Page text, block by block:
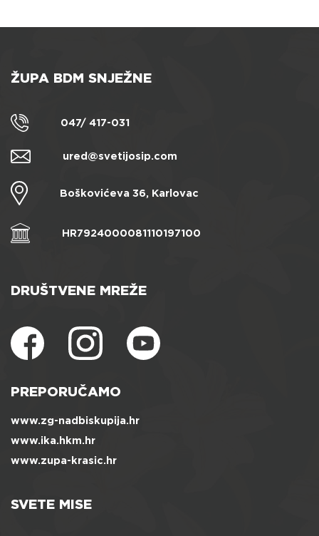
ŽUPA BDM SNJEŽNE
047/ 417-031
ured@svetijosip.com
Boškovićeva 36, Karlovac
HR7924000081110197100
DRUŠTVENE MREŽE
PREPORUČAMO
www.zg-nadbiskupija.hr
www.ika.hkm.hr
www.zupa-krasic.hr
SVETE MISE